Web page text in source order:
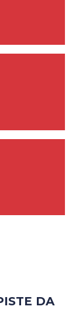
DA